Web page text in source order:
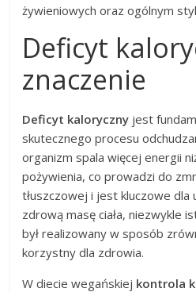
żywieniowych oraz ogólnym
Deficyt
znaczenie
Deficyt kaloryczny jest
skutecznego procesu
organizm spala więcej energii
pożywienia, co prowadzi do
tłuszczowej i jest kluczowe dla
zdrową masę ciała, niezwykle
był realizowany w sposób
korzystny dla zdrowia.
W diecie wegańskiej kontrola